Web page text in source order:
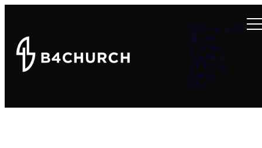
Summer at B4
About
Connect
Teachings
Ministries
Events
Give